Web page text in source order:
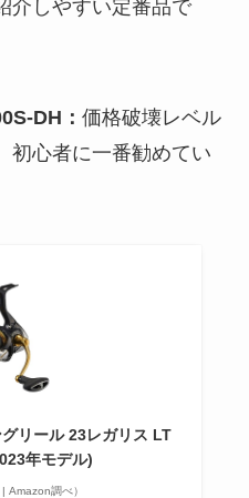
介しやすい定番品で
DH： 価格破壊レベル
初心者に一番勧めてい
リール 23レガリス LT
年モデル)
Amazon調べ）